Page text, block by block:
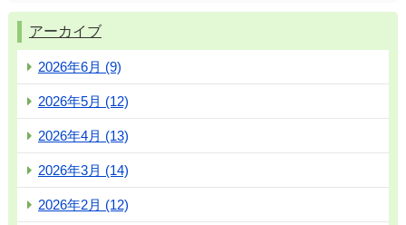
アーカイブ
2026年6月 (9)
2026年5月 (12)
2026年4月 (13)
2026年3月 (14)
2026年2月 (12)